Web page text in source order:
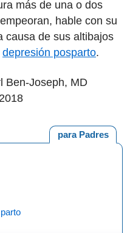
más de una o dos
hable con su
causa de sus altibajos
depresión posparto.
Ben-Joseph, MD
para Padres